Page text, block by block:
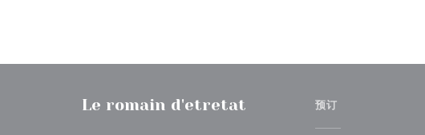
Le romain d'etretat 预订